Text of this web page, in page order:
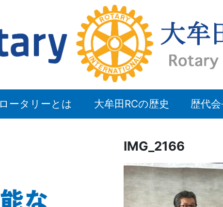
ロータリーとは 大牟田RCの歴史 歴代
IMG_2166